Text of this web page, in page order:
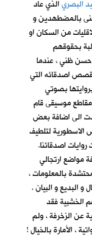
البصريالذي عاد
بالمضطهدين و
من السكان او
بحقوقهم
ظني ، عندما
اصدقائه التي
بصوتي
موسيقى قام
الى اضافة بعض
الاسطورية لتلطيف
روايات اصدقائنا.
مواضع ارتجالي
بالمعلومات ،
و البديع و البيان .
الخشبية فقد
عن الزخرفة ، ولم
، الأمارة بالخيال !